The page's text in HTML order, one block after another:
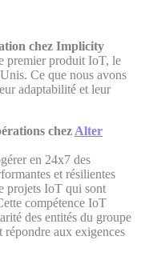
chez Implicity
premier produit IoT, le
Ce que nous avons
adaptabilité et leur
chez Alter
en 24x7 des
et résilientes
projets IoT qui sont
compétence IoT
des entités du groupe
répondre aux exigences